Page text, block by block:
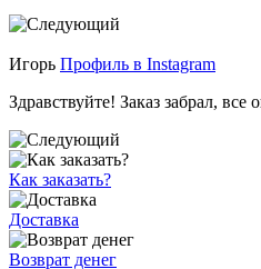
Игорь Профиль в Instagram
Здравствуйте! Заказ забрал, все
Как заказать?
Доставка
Возврат денег